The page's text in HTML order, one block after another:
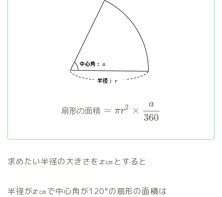
扇形の面積 = πr2 ×
a
360
求めたい半径の大きさを x㎝とすると
半径がx㎝で中心角が120°の扇形の面積は